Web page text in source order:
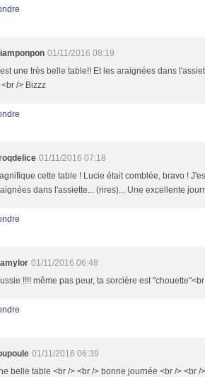
01/11/2016 08:19
une très belle table!! Et les araignées dans
<br /> Bizzz
01/11/2016 07:18
cette table ! Lucie était comblée, bravo !
dans l'assiette... (rires)... Une excellente
01/11/2016 06:48
!!!! même pas peur, ta sorcière est
01/11/2016 06:39
belle table <br /> <br /> bonne journée <br /> <br /